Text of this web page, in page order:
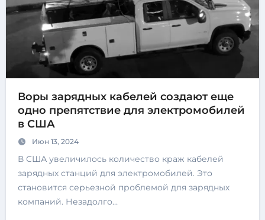
Воры зарядных кабелей создают еще
одно препятствие для электромобилей
в США
Июн 13, 2024
В США увеличилось количество краж кабелей
зарядных станций для электромобилей. Это
становится серьезной проблемой для зарядных
компаний. Незадолго…